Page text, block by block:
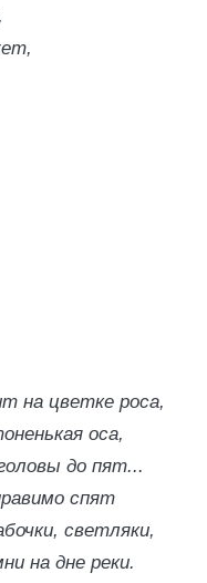
на цветке роса,
оса,
до пят...
спят
светляки,
на дне реки.